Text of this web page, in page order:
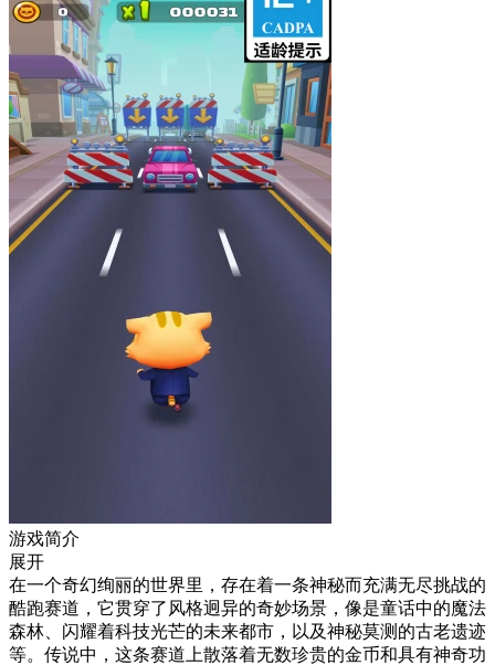
游戏简介
展开
在一个奇幻绚丽的世界里，存在着一条神秘而充满无尽挑战的
酷跑赛道，它贯穿了风格迥异的奇妙场景，像是童话中的魔法
森林、闪耀着科技光芒的未来都市，以及神秘莫测的古老遗迹
等。传说中，这条赛道上散落着无数珍贵的金币和具有神奇功